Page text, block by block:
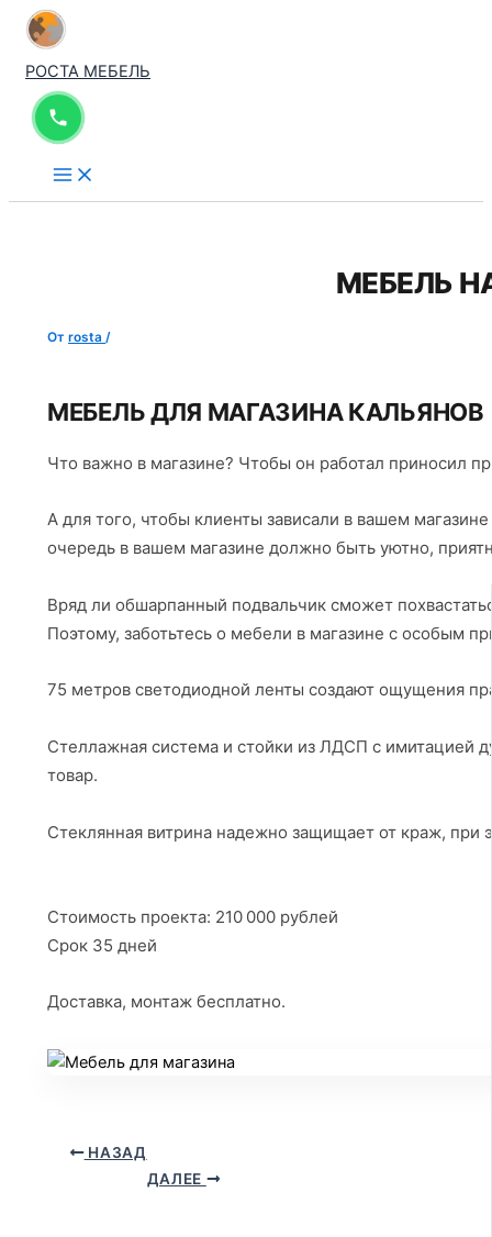
Перейти
содержимому
РОСТА МЕБЕЛЬ
МЕБЕЛЬ
От rosta /
МЕБЕЛЬ ДЛЯ МАГАЗИНА КАЛЬЯНОВ
Что важно в магазине? Чтобы он работал приносил
А для того, чтобы клиенты зависали в вашем
очередь в вашем магазине должно быть уютно,
Вряд ли обшарпанный подвальчик сможет
Поэтому, заботьтесь о мебели в магазине с особым
75 метров светодиодной ленты создают ощущения
Стеллажная система и стойки из ЛДСП с имитацией
товар.
Стеклянная витрина надежно защищает от краж, при
Стоимость проекта: 210 000 рублей
Срок 35 дней
Доставка, монтаж бесплатно.
НАЗАД
ДАЛЕЕ